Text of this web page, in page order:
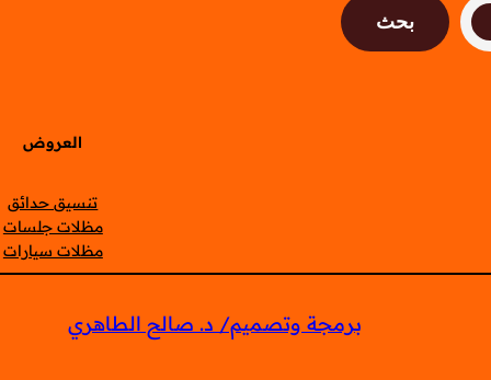
بحث
العروض
تنسيق حدائق
مظلات جلسات
مظلات سيارات
برمجة وتصميم/ د. صالح الطاهري